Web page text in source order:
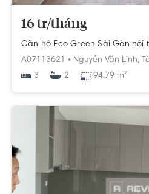
16 tr/tháng
Căn hộ Eco Green Sài Gòn
A07113621 • Nguyễn Văn Linh,
3
2 94.79 m²